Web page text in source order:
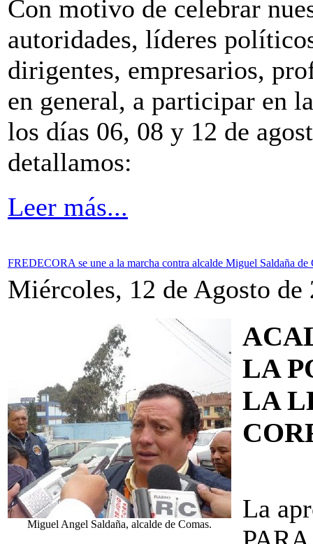
Con motivo de celebrar
autoridades, líderes
dirigentes, empresarios,
en general, a participar en
los días 06, 08 y 12 de
detallamos:
Leer más...
FREDECORA se une a la marcha contra alcalde Miguel Saldaña de
Miércoles, 12 de Agosto de
Miguel Angel Saldaña, alcalde de Comas.
LA
LA
La